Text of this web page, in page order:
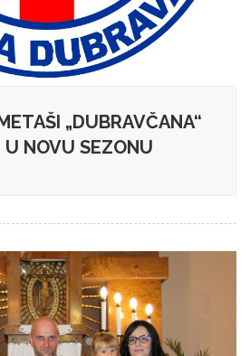
„DUBRAVČANA“
U NOVU SEZONU